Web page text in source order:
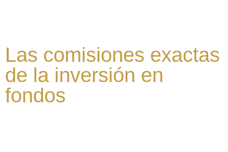
Las comisiones exactas
de la inversión en
fondos